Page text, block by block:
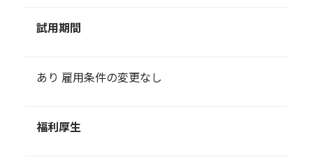
試用期間
あり 雇用条件の変更なし
福利厚生